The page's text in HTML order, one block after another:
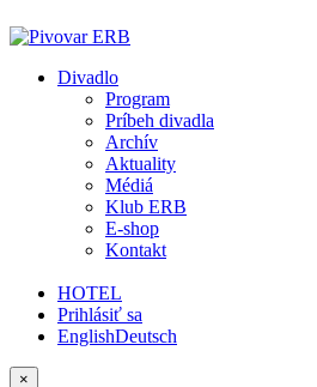
Divadlo
Program
Príbeh divadla
Archív
Aktuality
Médiá
Klub ERB
E-shop
Kontakt
HOTEL
Prihlásiť sa
EnglishDeutsch
×